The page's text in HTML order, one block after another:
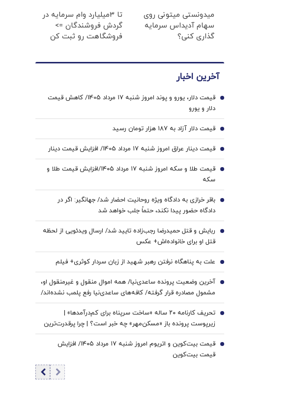
میدونستی میتونی روی
سهام آدیداس سرمایه
گذاری کنی؟
تا 3میلیارد وام سرمایه در
گردش فروشندگان =>
فروشگاهت رو ثبت کن
آخرین اخبار
قیمت دلار، یورو و پوند امروز شنبه ۱۷ مرداد 1405/ کاهش قیمت
دلار و یورو
1
قیمت دلار آزاد به 187 هزار تومان رسید 2
قیمت دینار عراق امروز شنبه ۱۷ مرداد 1405/ افزایش قیمت دینار 3
قیمت طلا و سکه امروز شنبه ۱۷ مرداد ۱۴۰۵/افزایش قیمت طلا و
سکه
4
باقر خرازی به دادگاه ویژه روحانیت احضار شد/ جهانگیر: اگر در
دادگاه حضور پیدا نکند، حتماً جلب خواهد شد
5
ربایش و قتل حمیدرضا رجب‌زاده تایید شد/ ارسال ویدئویی از لحظه
قتل او برای خانواده‌اش+ عکس
6
علت به پناهگاه نرفتن رهبر شهید از زبان سردار کوثری+ فیلم 7
آخرین وضعیت پرونده ساعدی‌نیا/ همه اموال منقول و غیرمنقول او،
مشمول مصادره قرار گرفته/ کافه‌های ساعدی‌نیا رفع پلمب نشده‌اند/
او تا زمان اعلام نتیجه فرجام‌خواهی از کافه‌داری محروم است
8
تحریف کارنامه ۲۰ ساله «ساخت سرپناه برای کم‌درآمدها» |
زیرپوست پرونده باز «مسکن‌مهر» چه خبر است؟ | چرا پرقدرت‌ترین
تسهیلات‌بانکی در دهه ۹۰ «مسکن‌مهر» را گارانتی نکرد؟
9
قیمت بیت‌کوین و اتریوم امروز شنبه ۱۷ مرداد ۱۴۰۵/ افزایش
قیمت بیت‌کوین
10